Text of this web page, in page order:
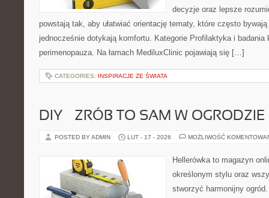
decyzje oraz lepsze
powstają tak, aby ułatwiać orientację tematy, które często
jednocześnie dotykają komfortu. Kategorie Profilaktyka i badania
perimenopauza. Na łamach MediluxClinic pojawiają się […]
CATEGORIES: INSPIRACJE ZE ŚWIATA
DIY – ZRÓB TO SAM W OGRODZIE
POSTED BY ADMIN LUT - 17 - 2026 MOŻLIWOŚĆ
Hellerówka to magazyn
określonym stylu oraz
stworzyć harmonijny